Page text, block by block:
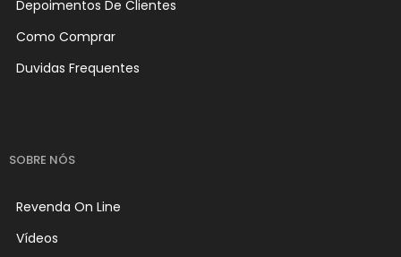
Depoimentos De Clientes
Como Comprar
Duvidas Frequentes
SOBRE NÓS
Revenda On Line
Vídeos